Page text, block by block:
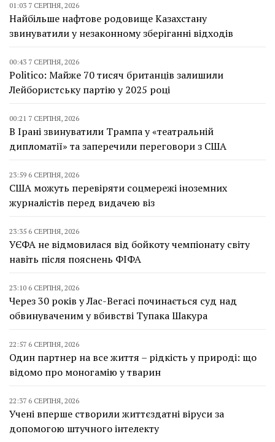
01:03 7 СЕРПНЯ, 2026
Найбільше нафтове родовище Казахстану
звинуватили у незаконному зберіганні відходів
00:43 7 СЕРПНЯ, 2026
Politico: Майже 70 тисяч британців залишили
Лейбористську партію у 2025 році
00:21 7 СЕРПНЯ, 2026
В Ірані звинуватили Трампа у «театральній
дипломатії» та заперечили переговори з США
23:59 6 СЕРПНЯ, 2026
США можуть перевіряти соцмережі іноземних
журналістів перед видачею віз
23:35 6 СЕРПНЯ, 2026
УЄФА не відмовилася від бойкоту чемпіонату світу
навіть після пояснень ФІФА
23:10 6 СЕРПНЯ, 2026
Через 30 років у Лас-Вегасі починається суд над
обвинуваченим у вбивстві Тупака Шакура
22:57 6 СЕРПНЯ, 2026
Один партнер на все життя – рідкість у природі: що
відомо про моногамію у тварин
22:37 6 СЕРПНЯ, 2026
Учені вперше створили життєздатні віруси за
допомогою штучного інтелекту